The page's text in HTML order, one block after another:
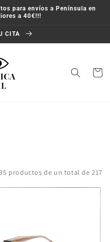
para envíos a Península en
a 40€!!!
CITA
Carrito
productos de un total de 217